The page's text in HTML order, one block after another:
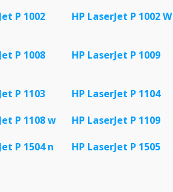
P 1002
HP LaserJet P 1002 W
P 1008 HP LaserJet P 1009
P 1103 HP LaserJet P 1104
P 1108 w HP LaserJet P 1109
P 1504 n HP LaserJet P 1505